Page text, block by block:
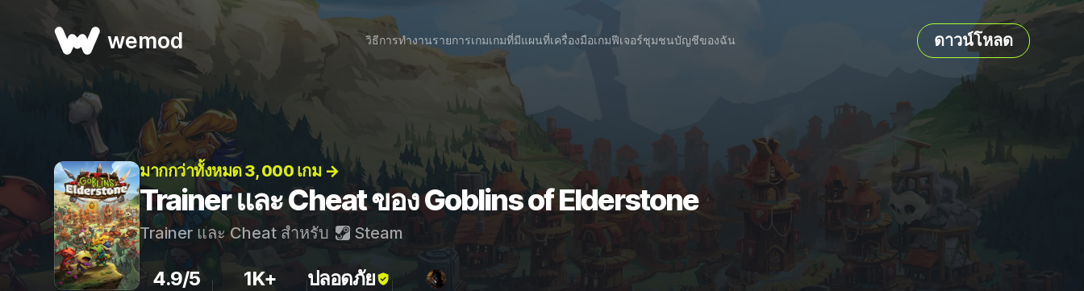
wemod วิธีการทำงานรายการเกมเกมที่มีแผนที่เครื่องมือเกมฟีเจอร์ชุมชนบัญชีของฉัน ดาวน์โหลด
มากกว่าทั้งหมด 3, 000 เกม →
Trainer และ Cheat ของ Goblins of Elderstone
Trainer และ Cheat สำหรับ Steam
4.9/5 1K+ ปลอดภัย